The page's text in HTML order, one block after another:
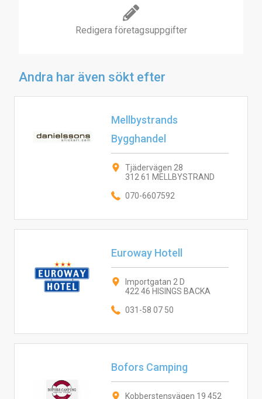
Redigera företagsuppgifter
Andra har även sökt efter
Mellbystrands
Bygghandel
Tjädervägen 28
312 61 MELLBYSTRAND
070-6607592
Euroway Hotell
Importgatan 2 D
422 46 HISINGS BACKA
031-58 07 50
Bofors Camping
Kobberstensvägen 19 452